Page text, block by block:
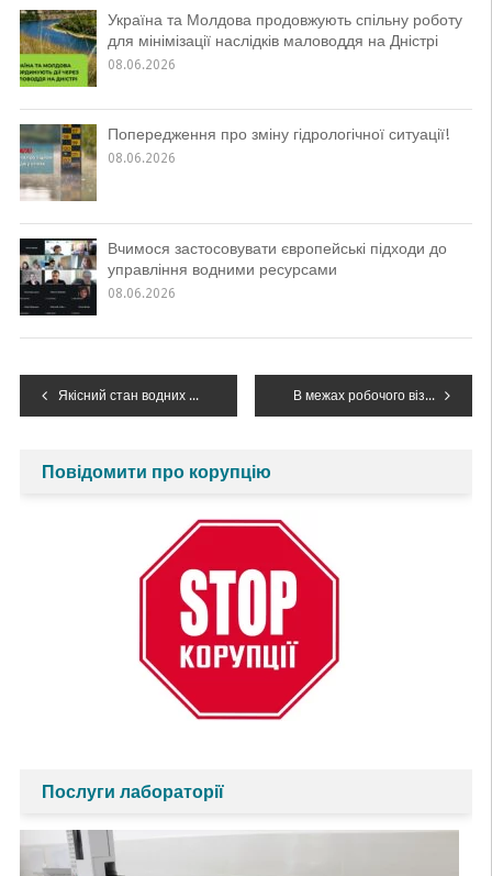
Україна та Молдова продовжують спільну роботу
для мінімізації наслідків маловоддя на Дністрі
08.06.2026
Попередження про зміну гідрологічної ситуації!
08.06.2026
Вчимося застосовувати європейські підходи до
управління водними ресурсами
08.06.2026
Навігація
Якісний стан водних об’єктів річкового басейну Дністра в січні 2024 року В межах робочого візиту на Івано-Франківщину Голова Держводагентства Михайло Янчук відвідав лабораторію моніторингу вод Західного регіону Дністровського БУВР
Повідомити про корупцію
Послуги лабораторії